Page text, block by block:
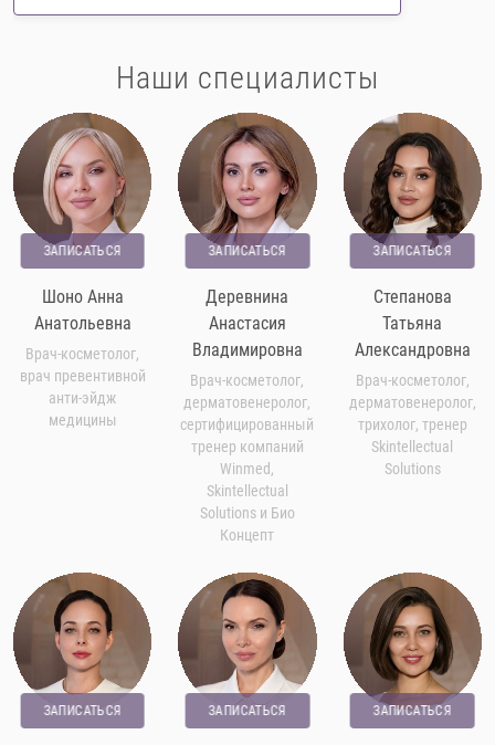
Наши специалисты
ЗАПИСАТЬСЯ
Шоно Анна
Анатольевна
Врач-косметолог,
врач превентивной
анти-эйдж
медицины
ЗАПИСАТЬСЯ
Деревнина
Анастасия
Владимировна
Врач-косметолог,
дерматовенеролог,
сертифицированный
тренер компаний
Winmed,
Skintellectual
Solutions и Био
Концепт
ЗАПИСАТЬСЯ
Степанова
Татьяна
Александровна
Врач-косметолог,
дерматовенеролог,
трихолог, тренер
Skintellectual
Solutions
ЗАПИСАТЬСЯ ЗАПИСАТЬСЯ ЗАПИСАТЬСЯ